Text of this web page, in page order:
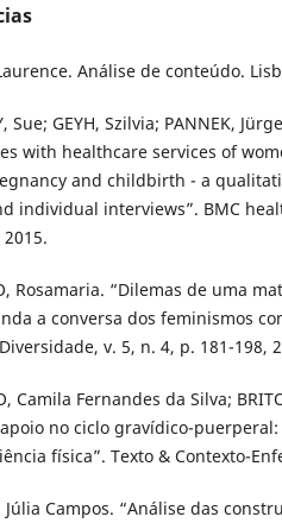
Análise de conteúdo.
Sue; GEYH, Szilvia; PANNEK,
with healthcare services of
and childbirth - a
individual interviews”. BMC
Rosamaria. “Dilemas de uma
a conversa dos feminismos
v. 5, n. 4, p. 181-198,
Camila Fernandes da Silva;
no ciclo gravídico-
física”. Texto & Contexto-
Júlia Campos. “Análise das